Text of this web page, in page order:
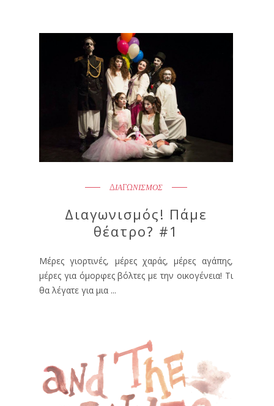
ΔΙΑΓΩΝΙΣΜΟΣ
Διαγωνισμός! Πάμε
θέατρο? #1
Μέρες γιορτινές, μέρες χαράς, μέρες αγάπης,
μέρες για όμορφες βόλτες με την οικογένεια! Τι
θα λέγατε για μια ...